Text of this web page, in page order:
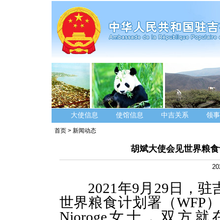
大使信息 使馆信息 中吉关系 领
首页 > 新闻动态
胡斌大使会见世界粮
2021年9月29日，
世界粮食计划署（WFP
Njoroge女士，双方